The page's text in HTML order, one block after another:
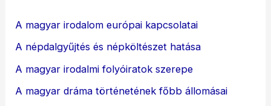
A magyar irodalom európai kapcsolatai
A népdalgyűjtés és népköltészet hatása
A magyar irodalmi folyóiratok szerepe
A magyar dráma történetének főbb állomásai